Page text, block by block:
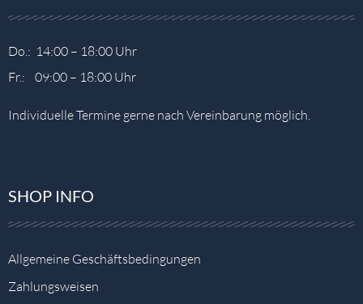
Do.: 14:00 – 18:00 Uhr
Fr.: 09:00 – 18:00 Uhr
Individuelle Termine gerne nach Vereinbarung möglich.
SHOP INFO
Allgemeine Geschäftsbedingungen
Zahlungsweisen